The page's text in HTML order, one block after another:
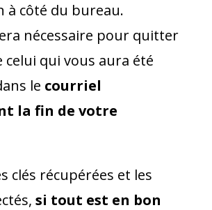
à côté du bureau.
nécessaire pour quitter
celui qui vous aura été
le courriel
la fin de votre
clés récupérées et les
si tout est en bon